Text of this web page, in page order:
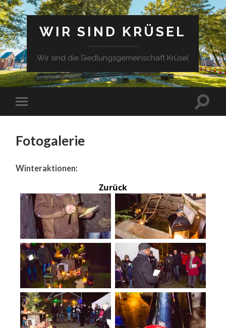
WIR SIND KRÜSEL
Wir sind die Siedlungsgemeinschaft Krüsel
Fotogalerie
Winteraktionen:
Zurück